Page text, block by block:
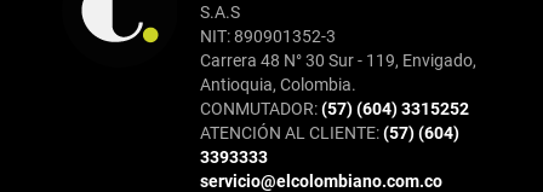
S.A.S
NIT: 890901352-3
Carrera 48 N° 30 Sur - 119, Envigado,
Antioquia, Colombia.
CONMUTADOR:(57) (604) 3315252
ATENCIÓN AL CLIENTE:(57) (604)
3393333
servicio@elcolombiano.com.co